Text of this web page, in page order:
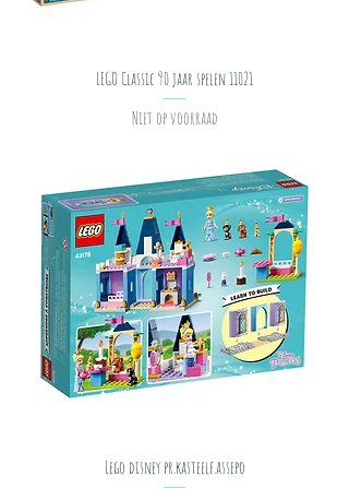
LEGO Classic 90 jaar spelen 11021
Niet op voorraad
Lego disney pr.kasteelf.assepo